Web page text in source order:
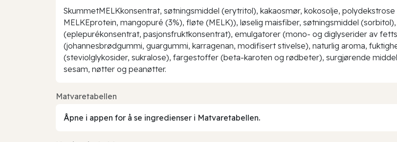
SkummetMELKkonsentrat, søtningsmiddel (erytritol), kakaosmør, kokosolje,
MELKEprotein, mangopuré (3%), fløte (MELK)), løselig maisfiber, søtningsmiddel
(eplepurékonsentrat, pasjonsfruktkonsentrat), emulgatorer (mono- og diglyserider av
(johannesbrødgummi, guargummi, karragenan, modifisert stivelse), naturlig aroma,
(steviolglykosider, sukralose), fargestoffer (beta-karoten og rødbeter), surgjørende
sesam, nøtter og peanøtter.
Matvaretabellen
Åpne i appen for å se ingredienser i Matvaretabellen.